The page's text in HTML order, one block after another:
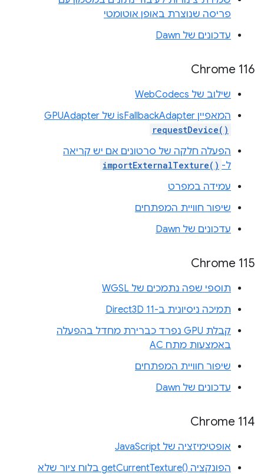
פריסה שנוצרת באופן אוטומטי
עדכונים של Dawn
Chrome 116
שילוב של WebCodecs
המאפיין isFallbackAdapter של ‎GPUAdapter
requestDevice()
הפעלה חלקה של סרטונים אם יש קריאה
ל- importExternalTexture()
עמידה במפרט
שיפור חוויית המפתחים
עדכונים של Dawn
Chrome 115
תוספי שפה נתמכים של WGSL
תמיכה ניסיונית ב-Direct3D 11
קבלת GPU נפרד כברירת מחדל בהפעלה
באמצעות מתח AC
שיפור חוויית המפתחים
עדכונים של Dawn
Chrome 114
אופטימיזציה של JavaScript
הפונקציה getCurrentTexture()‎ בלוח ציור שלא